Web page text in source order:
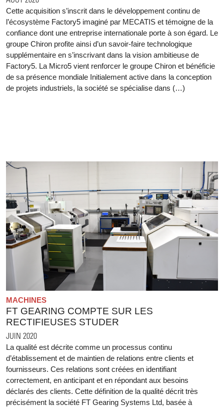
Cette acquisition s’inscrit dans le développement continu de
l’écosystème Factory5 imaginé par MECATIS et témoigne de la
confiance dont une entreprise internationale porte à son égard. Le
groupe Chiron profite ainsi d’un savoir-faire technologique
supplémentaire en s’inscrivant dans la vision ambitieuse de
Factory5. La Micro5 vient renforcer le groupe Chiron et bénéficie
de sa présence mondiale Initialement active dans la conception
de projets industriels, la société se spécialise dans (…)
MACHINES
FT GEARING COMPTE SUR LES
RECTIFIEUSES STUDER
JUIN 2020
La qualité est décrite comme un processus continu
d’établissement et de maintien de relations entre clients et
fournisseurs. Ces relations sont créées en identifiant
correctement, en anticipant et en répondant aux besoins
déclarés des clients. Cette définition de la qualité décrit très
précisément la société FT Gearing Systems Ltd, basée à